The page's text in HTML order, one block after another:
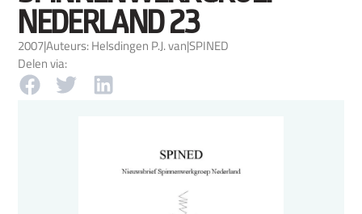
NEDERLAND 23
2007|Auteurs: Helsdingen P.J. van|SPINED
Delen via: